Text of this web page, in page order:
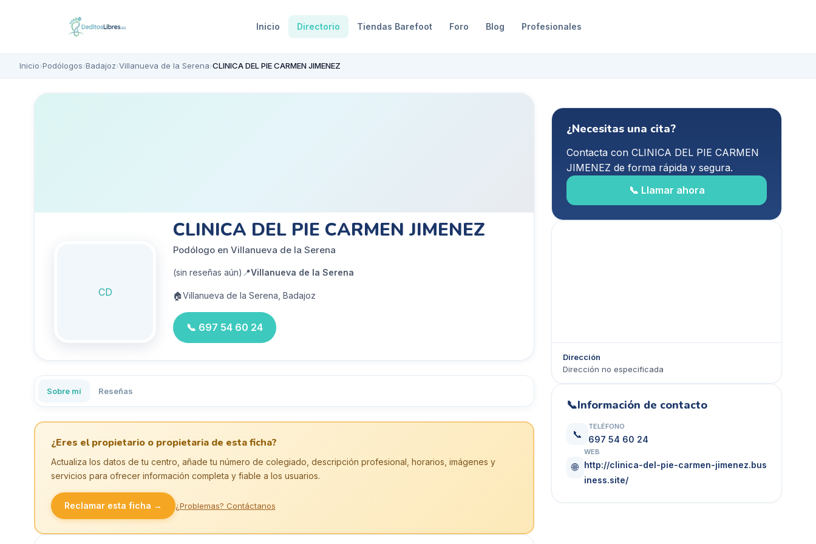
Inicio Directorio Tiendas Barefoot Foro Blog Profesionales
Inicio›Podólogos›Badajoz›Villanueva de la Serena›CLINICA DEL PIE CARMEN JIMENEZ
CD
CLINICA DEL PIE CARMEN JIMENEZ
Podólogo en Villanueva de la Serena
(sin reseñas aún) 📍Villanueva de la Serena
🏠Villanueva de la Serena, Badajoz
📞 697 54 60 24
Sobre mí Reseñas
¿Eres el propietario o propietaria de esta ficha?
Actualiza los datos de tu centro, añade tu número de colegiado, descripción profesional, horarios, imágenes y
servicios para ofrecer información completa y fiable a los usuarios.
Reclamar esta ficha → ¿Problemas? Contáctanos
¿Necesitas una cita?
Contacta con CLINICA DEL PIE CARMEN
JIMENEZ de forma rápida y segura.
📞 Llamar ahora
Dirección
Dirección no especificada
📞Información de contacto
📞
TELÉFONO
697 54 60 24
🌐
WEB
http://clinica-del-pie-carmen-jimenez.bus
iness.site/